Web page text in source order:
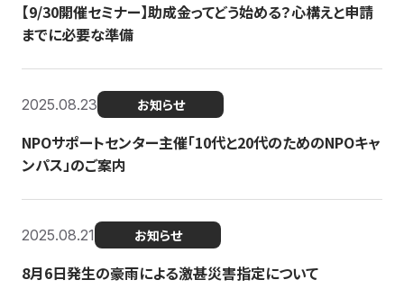
【9/30開催セミナー】助成金ってどう始める？心構えと申請
までに必要な準備
2025.08.23 お知らせ
NPOサポートセンター主催「10代と20代のためのNPOキャ
ンパス」のご案内
2025.08.21 お知らせ
8月6日発生の豪雨による激甚災害指定について